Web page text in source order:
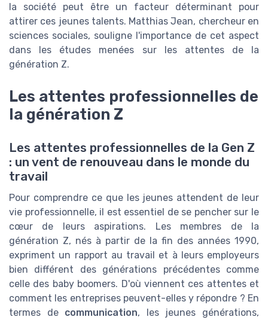
la société peut être un facteur déterminant pour
attirer ces jeunes talents. Matthias Jean, chercheur en
sciences sociales, souligne l'importance de cet aspect
dans les études menées sur les attentes de la
génération Z.
Les attentes professionnelles de
la génération Z
Les attentes professionnelles de la Gen Z
: un vent de renouveau dans le monde du
travail
Pour comprendre ce que les jeunes attendent de leur
vie professionnelle, il est essentiel de se pencher sur le
cœur de leurs aspirations. Les membres de la
génération Z, nés à partir de la fin des années 1990,
expriment un rapport au travail et à leurs employeurs
bien différent des générations précédentes comme
celle des baby boomers. D'où viennent ces attentes et
comment les entreprises peuvent-elles y répondre ? En
termes de communication, les jeunes générations,